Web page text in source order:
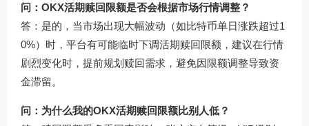
问：OKX活期赎回限额是否会根据市场行情调整？
答：是的，当市场出现大幅波动（如比特币单日涨跌超过1
0%）时，平台有可能临时下调活期赎回限额，建议在行情
剧烈变化时，提前规划赎回需求，避免因限额调整导致资
金滞留。
问：为什么我的OKX活期赎回限额比别人低？